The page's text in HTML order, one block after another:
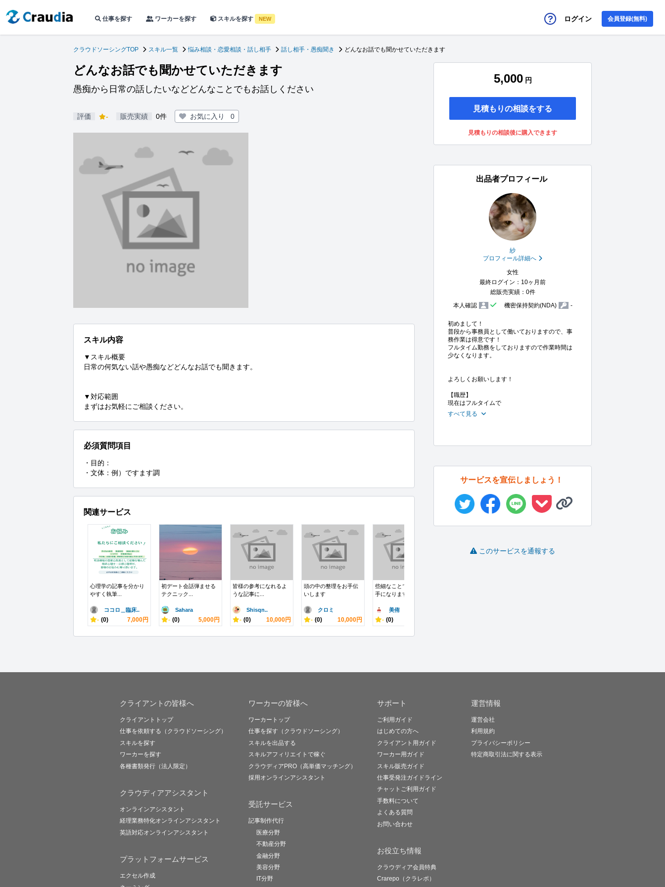
仕事を探す ワーカーを探す スキルを探す NEW ログイン 会員登録(無料)
クラウドソーシングTOP スキル一覧 悩み相談・恋愛相談・話し相手 話し相手・愚痴聞き どんなお話でも聞かせていただきます
どんなお話でも聞かせていただきます
愚痴から日常の話したいなどどんなことでもお話しください
評価 - 販売実績 0件 お気に入り 0
スキル内容
▼スキル概要
日常の何気ない話や愚痴などどんなお話でも聞きます。
▼対応範囲
まずはお気軽にご相談ください。
必須質問項目
・目的：
・文体：例）ですます調
関連サービス
心理学の記事を分かり
やすく執筆...
ココロ＿臨床..
- (0) 7,000円
初デート会話弾ませる
テクニック...
Sahara
- (0) 5,000円
皆様の参考になれるよ
うな記事に...
Shisqn..
- (0) 10,000円
頭の中の整理をお手伝
いします
クロミ
- (0) 10,000円
些細なことでも相談相
手になります
美侑
- (0)
5,000 円
見積もりの相談をする
見積もりの相談後に購入できます
出品者プロフィール
紗
プロフィール詳細へ
女性
最終ログイン：10ヶ月前
総販売実績：0件
本人確認
機密保持契約(NDA) -
初めまして！
普段から事務員として働いておりますので、事
務作業は得意です！
フルタイム勤務をしておりますので作業時間は
少なくなります。
よろしくお願いします！
【職歴】
現在はフルタイムで
すべて見る
サービスを宣伝しましょう！
このサービスを通報する
クライアントの皆様へ
クライアントトップ
仕事を依頼する（クラウドソーシング）
スキルを探す
ワーカーを探す
各種書類発行（法人限定）
クラウディアアシスタント
オンラインアシスタント
経理業務特化オンラインアシスタント
英語対応オンラインアシスタント
プラットフォームサービス
エクセル作成
ワーカーの皆様へ
ワーカートップ
仕事を探す（クラウドソーシング）
スキルを出品する
スキルアフィリエイトで稼ぐ
クラウディアPRO（高単価マッチング）
採用オンラインアシスタント
受託サービス
記事制作代行
医療分野
不動産分野
金融分野
美容分野
IT分野
サポート
ご利用ガイド
はじめての方へ
クライアント用ガイド
ワーカー用ガイド
スキル販売ガイド
仕事受発注ガイドライン
チャットご利用ガイド
手数料について
よくある質問
お問い合わせ
お役立ち情報
クラウディア会員特典
Crarepo（クラレポ）
運営情報
運営会社
利用規約
プライバシーポリシー
特定商取引法に関する表示